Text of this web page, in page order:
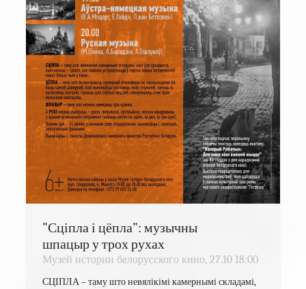
"Сціпла і цёпла": музычны
шпацыр у трох рухах
Музей истории белорусского кино, 27.10 18:00
СЦІПЛА – таму што невялікімі камернымі складамі,